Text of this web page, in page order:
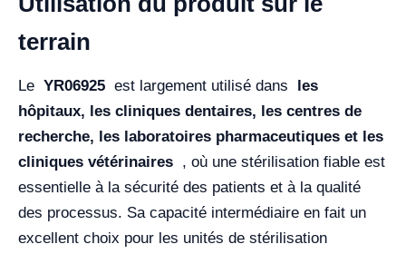
terrain
Le YR06925 est largement utilisé dans les
hôpitaux, les cliniques dentaires, les centres de
recherche, les laboratoires pharmaceutiques et les
cliniques vétérinaires , où une stérilisation fiable est
essentielle à la sécurité des patients et à la qualité
des processus. Sa capacité intermédiaire en fait un
excellent choix pour les unités de stérilisation